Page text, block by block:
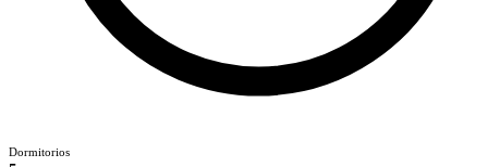
Dormitorios